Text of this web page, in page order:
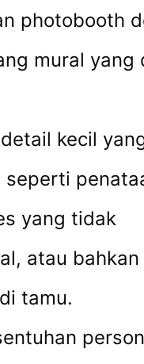
photobooth
mural yang
kecil
yang tidak
atau
tamu.